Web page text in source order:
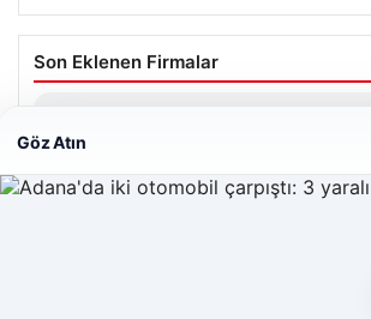
Son Eklenen Firmalar
28/04/2026
Web sitemizi nasıl kullandığınızı daha iyi
deneyiminizi kişiselleştirmek ve geliştirmek
Göz Atın